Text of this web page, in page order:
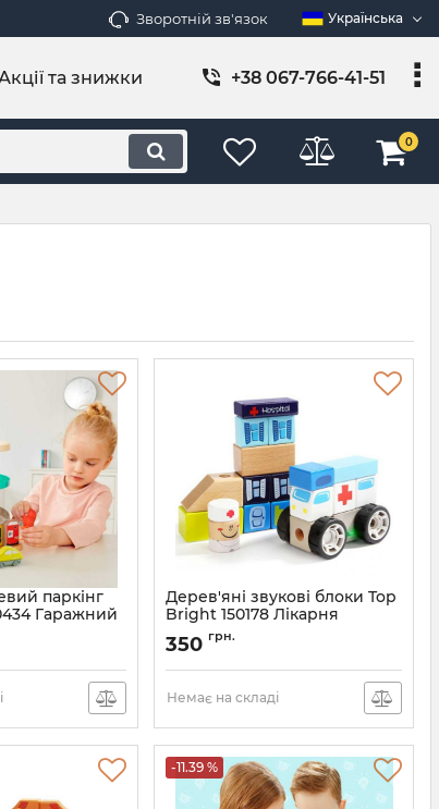
Зворотній зв'язок Українська
та знижки +38 067-766-41-51
0
паркінг
Гаражний
Дерев'яні звукові блоки Top
Bright 150178 Лікарня
350 грн.
Немає на складі
-11.39 %